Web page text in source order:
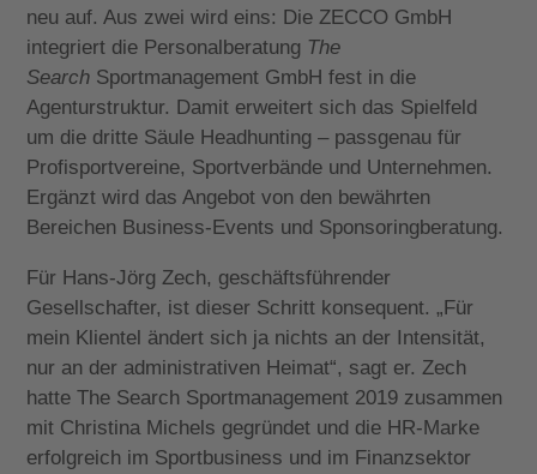
neu auf. Aus zwei wird eins: Die ZECCO GmbH
integriert die Personalberatung The
Search Sportmanagement GmbH fest in die
Agenturstruktur. Damit erweitert sich das Spielfeld
um die dritte Säule Headhunting – passgenau für
Profisportvereine, Sportverbände und Unternehmen.
Ergänzt wird das Angebot von den bewährten
Bereichen Business-Events und Sponsoringberatung.
Für Hans-Jörg Zech, geschäftsführender
Gesellschafter, ist dieser Schritt konsequent. „Für
mein Klientel ändert sich ja nichts an der Intensität,
nur an der administrativen Heimat“, sagt er. Zech
hatte The Search Sportmanagement 2019 zusammen
mit Christina Michels gegründet und die HR-Marke
erfolgreich im Sportbusiness und im Finanzsektor